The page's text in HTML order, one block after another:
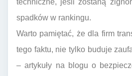
spadków w rankingu.
Warto pamiętać, że dla firm
tego faktu, nie tylko buduje
– artykuły na blogu o